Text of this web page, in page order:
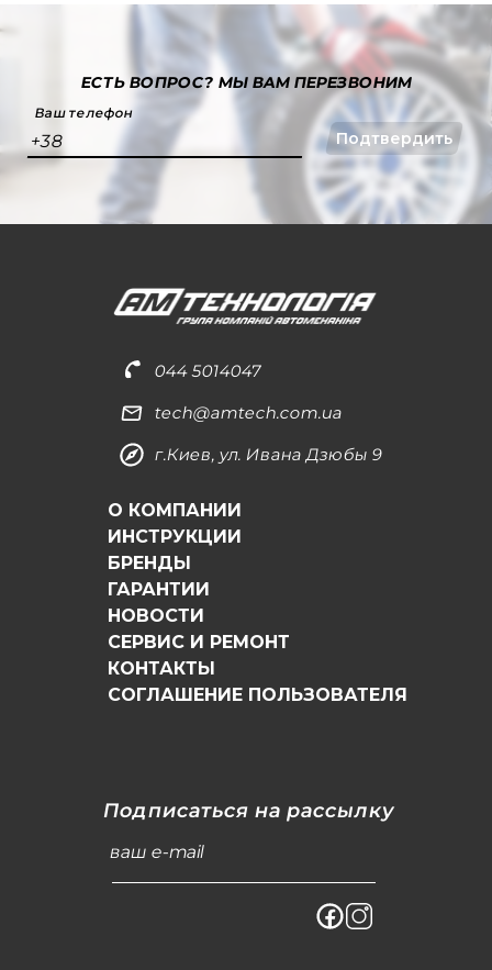
ЕСТЬ ВОПРОС?МЫ ВАМ ПЕРЕЗВОНИМ
Ваш телефон
+38 Подтвердить
044 5014047
tech@amtech.com.ua
г.Киев, ул. Ивана Дзюбы 9
О КОМПАНИИ
ИНСТРУКЦИИ
БРЕНДЫ
ГАРАНТИИ
НОВОСТИ
СЕРВИС И РЕМОНТ
КОНТАКТЫ
СОГЛАШЕНИЕ ПОЛЬЗОВАТЕЛЯ
Подписаться на рассылку
ваш e-mail